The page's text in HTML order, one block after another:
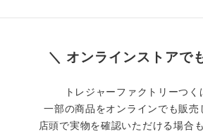
＼ オンラインストアで
トレジャーファクトリーつく
一部の商品をオンラインでも販売
店頭で実物を確認いただける場合